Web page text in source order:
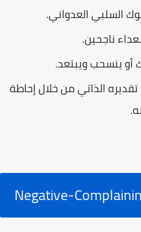
السلبي العدواني.
ناجحين.
أو ينسحب ويبتعد.
الذاتي من خلال إحاطة